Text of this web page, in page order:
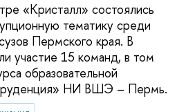
«Кристалл» состоялись
тематику среди
Пермского края. В
участие 15 команд, в том
образовательной
НИ ВШЭ – Пермь.